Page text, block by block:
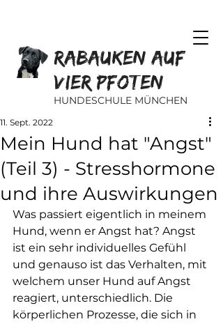
Rabauken auf
vier Pfoten
HUNDESCHULE MÜNCHEN
Mein Hund hat "Angst"
(Teil 3) - Stresshormone
und ihre Auswirkungen
11. Sept. 2022
Was passiert eigentlich in meinem
Hund, wenn er Angst hat? Angst
ist ein sehr individuelles Gefühl
und genauso ist das Verhalten, mit
welchem unser Hund auf Angst
reagiert, unterschiedlich. Die
körperlichen Prozesse, die sich in